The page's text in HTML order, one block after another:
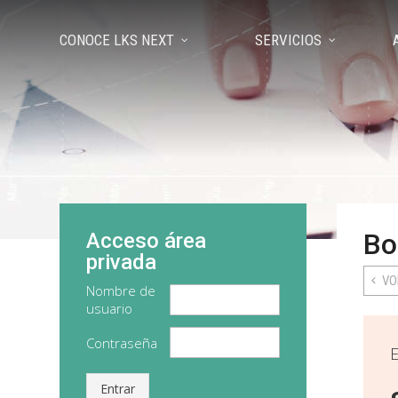
CONOCE LKS NEXT SERVICIOS
Acceso área
privada
Nombre de
usuario
Contraseña
Entrar